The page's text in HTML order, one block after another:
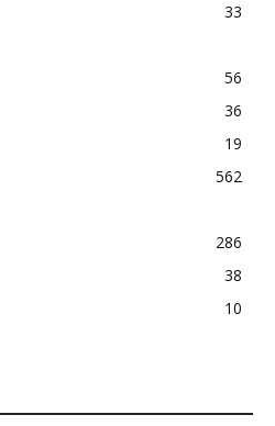
33
56
36
19
562
286
38
10